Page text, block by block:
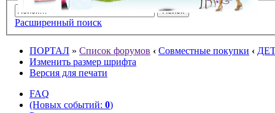
Расширенный поиск
ПОРТАЛ » Список форумов ‹ Совместные покупки ‹
Изменить размер шрифта
Версия для печати
FAQ
(Новых событий: 0)